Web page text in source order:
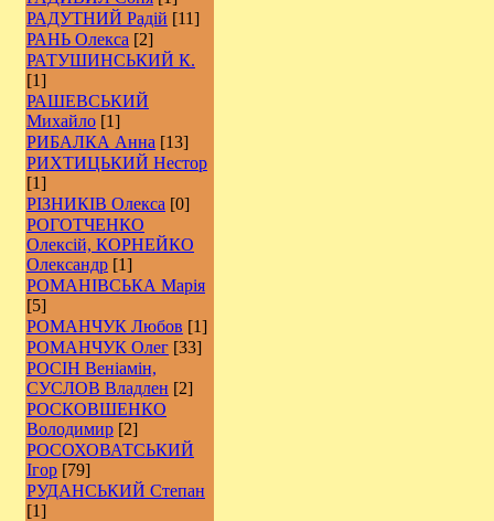
РАДУТНИЙ Радій [11]
РАНЬ Олекса [2]
РАТУШИНСЬКИЙ К.
[1]
РАШЕВСЬКИЙ
Михайло [1]
РИБАЛКА Анна [13]
РИХТИЦЬКИЙ Нестор
[1]
РІЗНИКІВ Олекса [0]
РОГОТЧЕНКО
Олексій, КОРНЕЙКО
Олександр [1]
РОМАНІВСЬКА Марія
[5]
РОМАНЧУК Любов [1]
РОМАНЧУК Олег [33]
РОСІН Веніамін,
СУСЛОВ Владлен [2]
РОCКОВШЕНКО
Володимир [2]
РОСОХОВАТСЬКИЙ
Ігор [79]
РУДАНСЬКИЙ Степан
[1]